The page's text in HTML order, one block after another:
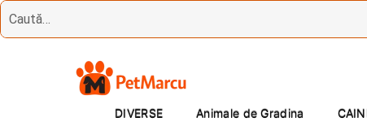
Treci
Sări
DIVERSE Animale de Gradina